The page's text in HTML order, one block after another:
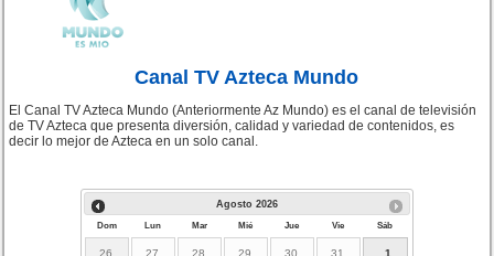
Canal TV Azteca Mundo
El Canal TV Azteca Mundo (Anteriormente Az Mundo) es el canal de televisión
de TV Azteca que presenta diversión, calidad y variedad de contenidos, es
decir lo mejor de Azteca en un solo canal.
Agosto 2026
Dom Lun Mar Mié Jue Vie Sáb